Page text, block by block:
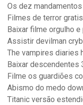
Os dez
Filmes de terror
Baixar filme orgulho
Assistir devilman
The vampires diaries
Baixar descendentes
Filme os guardiões
Abismo do medo
Titanic versão